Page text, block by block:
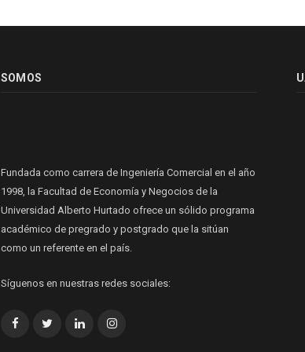
SOMOS
Fundada como carrera de Ingeniería Comercial en el año
1998, la Facultad de Economía y Negocios de la
Universidad Alberto Hurtado ofrece un sólido programa
académico de pregrado y postgrado que la sitúan
como un referente en el país.
Síguenos en nuestras redes sociales:
FacebookTwitterLinkedInInstagram